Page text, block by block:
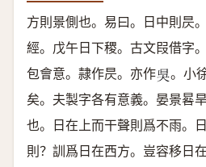
方則景側也。易曰。日中則昃
經。戊午日下稷。古文叚借字。
包會意。隷作昃。亦作𣅳 。小
矣。夫製字各有意義。晏景晷
也。日在上而干聲則爲不雨。
則？訓爲日在西方。豈容移日